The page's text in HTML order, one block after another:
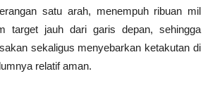
satu arah, menempuh ribuan mil
target jauh dari garis depan, sehingga
sekaligus menyebarkan ketakutan di
relatif aman.